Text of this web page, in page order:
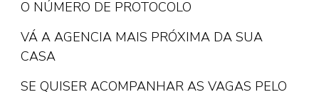
O NÚMERO DE PROTOCOLO
VÁ A AGENCIA MAIS PRÓXIMA DA SUA
CASA
SE QUISER ACOMPANHAR AS VAGAS PELO